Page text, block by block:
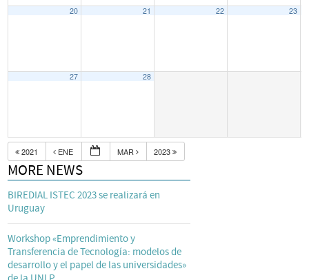
20 21 22 23
27 28
2021 ENE MAR 2023
MORE NEWS
BIREDIAL ISTEC 2023 se realizará en
Uruguay
Workshop «Emprendimiento y
Transferencia de Tecnología: modelos de
desarrollo y el papel de las universidades»